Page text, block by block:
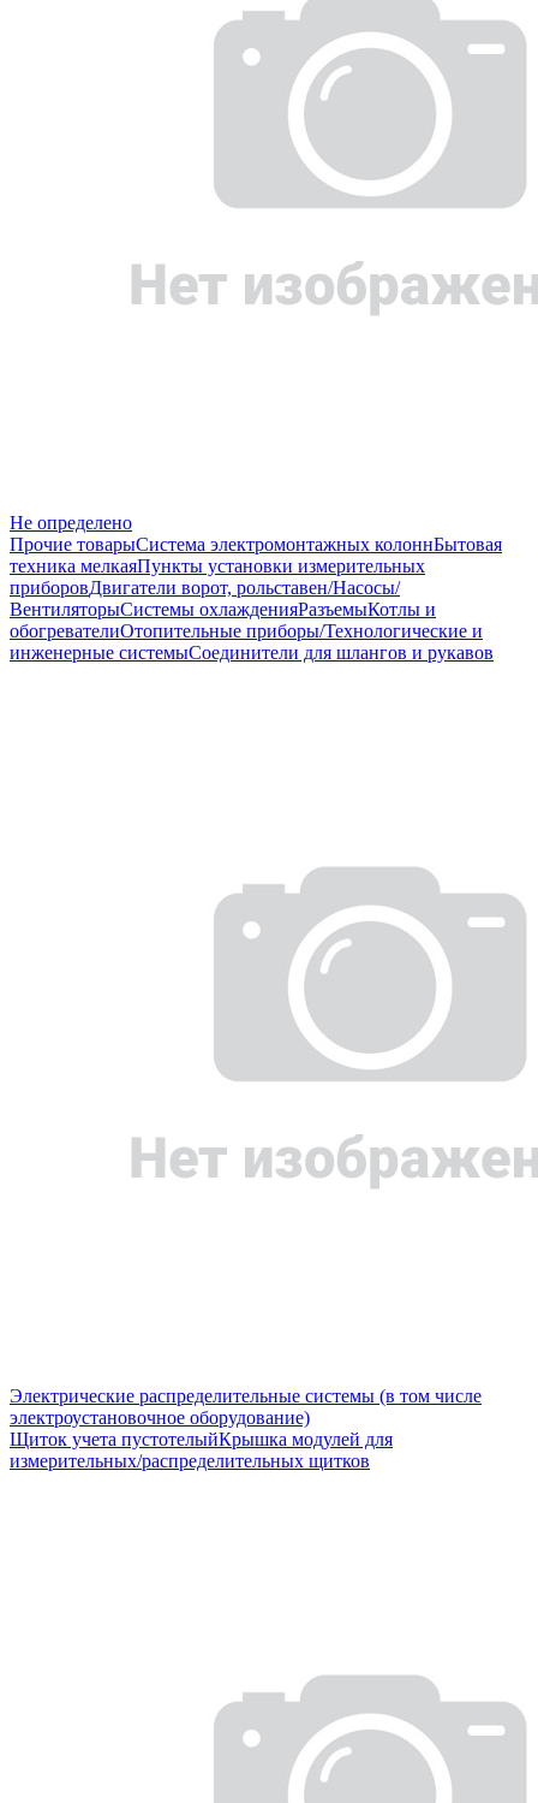
Не определено
Прочие товарыСистема электромонтажных колоннБытовая
техника мелкаяПункты установки измерительных
приборовДвигатели ворот, рольставен/Насосы/
ВентиляторыСистемы охлажденияРазъемыКотлы и
обогревателиОтопительные приборы/Технологические и
инженерные системыСоединители для шлангов и рукавов
Электрические распределительные системы (в том числе
электроустановочное оборудование)
Щиток учета пустотелыйКрышка модулей для
измерительных/распределительных щитков